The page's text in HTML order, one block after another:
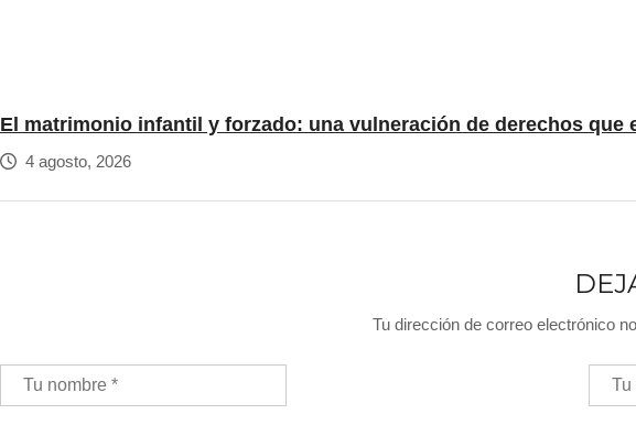
El matrimonio infantil y forzado: una vulneración de derechos que
4 agosto, 2026
Tu dirección de correo electrónico